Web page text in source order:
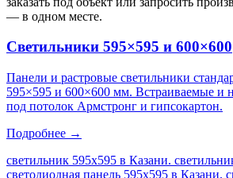
— в одном месте.
Светильники 595×595 и 600×600
Панели и растровые светильники
595×595 и 600×600 мм. Встраиваемые и
под потолок Армстронг и гипсокартон.
Подробнее →
светильник 595х595 в Казани.
светодиодная панель 595х595 в Казани.